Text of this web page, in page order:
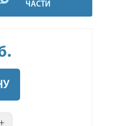
ЧАСТИ
.